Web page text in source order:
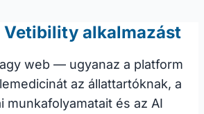
Vetibility alkalmazást
web — ugyanaz a platform
az állattartóknak, a
munkafolyamatait és az AI